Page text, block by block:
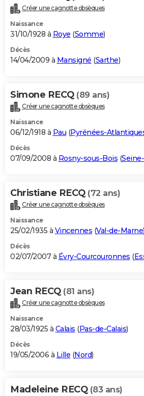
Créer une cagnotte obsèques
Naissance
31/10/1928 à Roye (Somme)
Décès
14/04/2009 à Mansigné (Sarthe)
Simone RECQ (89 ans)
Créer une cagnotte obsèques
Naissance
06/12/1918 à Pau (Pyrénées-
Décès
07/09/2008 à Rosny-sous-Bois (
Christiane RECQ (72 ans)
Créer une cagnotte obsèques
Naissance
25/02/1935 à Vincennes (Val-de-Marne)
Décès
02/07/2007 à Évry-Courcouronnes (
Jean RECQ (81 ans)
Créer une cagnotte obsèques
Naissance
28/03/1925 à Calais (Pas-de-Calais)
Décès
19/05/2006 à Lille (Nord)
Madeleine RECQ (83 ans)